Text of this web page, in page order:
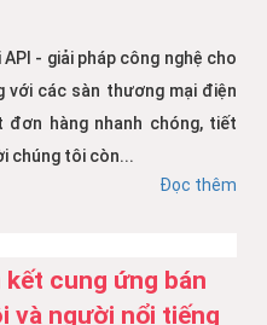
- giải pháp công nghệ cho
với các sàn thương mại điện
hàng nhanh chóng, tiết
chúng tôi còn...
Đọc thêm
cung ứng bán
và người nổi tiếng